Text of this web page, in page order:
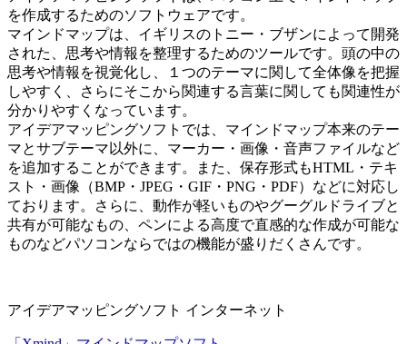
を作成するためのソフトウェアです。
マインドマップは、イギリスのトニー・ブザンによって開発
された、思考や情報を整理するためのツールです。頭の中の
思考や情報を視覚化し、１つのテーマに関して全体像を把握
しやすく、さらにそこから関連する言葉に関しても関連性が
分かりやすくなっています。
アイデアマッピングソフトでは、マインドマップ本来のテー
マとサブテーマ以外に、マーカー・画像・音声ファイルなど
を追加することができます。また、保存形式もHTML・テキ
スト・画像（BMP・JPEG・GIF・PNG・PDF）などに対応し
ております。さらに、動作が軽いものやグーグルドライブと
共有が可能なもの、ペンによる高度で直感的な作成が可能な
ものなどパソコンならではの機能が盛りだくさんです。
アイデアマッピングソフト インターネット